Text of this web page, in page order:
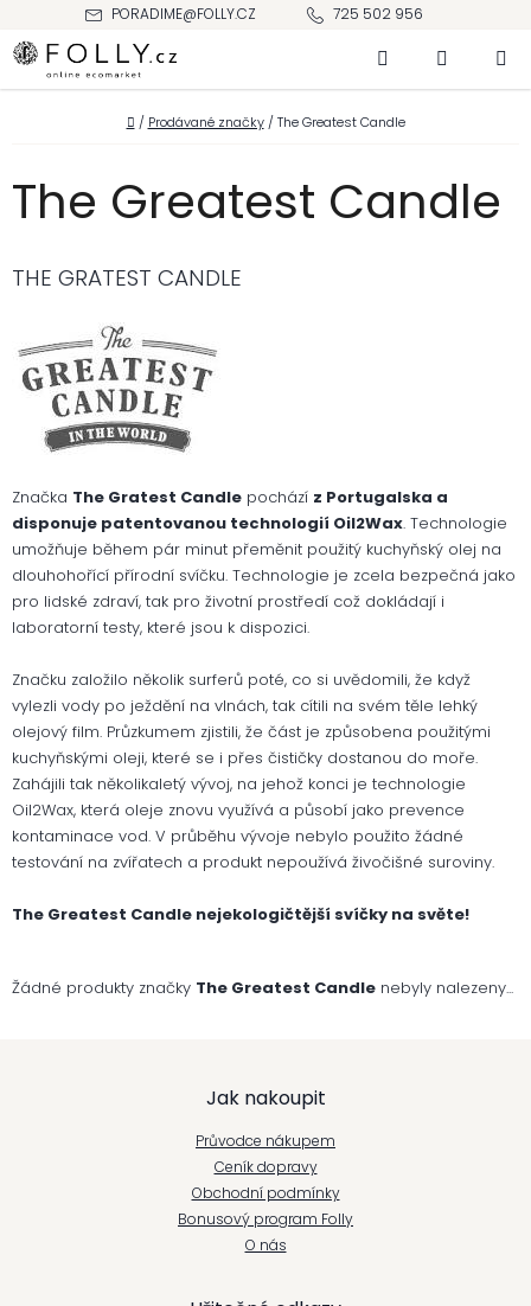
obsah
PORADIME@FOLLY.CZ 725 502 956
Hledat NÁKUPNÍ
KOŠÍK
Domů
/ Prodávané značky / The Greatest Candle
The Greatest Candle
THE GRATEST CANDLE
Značka The Gratest Candle pochází z Portugalska a
disponuje patentovanou technologií Oil2Wax. Technologie
umožňuje během pár minut přeměnit použitý kuchyňský olej na
dlouhohořící přírodní svíčku. Technologie je zcela bezpečná jako
pro lidské zdraví, tak pro životní prostředí což dokládají i
laboratorní testy, které jsou k dispozici.
Značku založilo několik surferů poté, co si uvědomili, že když
vylezli vody po ježdění na vlnách, tak cítili na svém těle lehký
olejový film. Průzkumem zjistili, že část je způsobena použitými
kuchyňskými oleji, které se i přes čističky dostanou do moře.
Zahájili tak několikaletý vývoj, na jehož konci je technologie
Oil2Wax, která oleje znovu využívá a působí jako prevence
kontaminace vod. V průběhu vývoje nebylo použito žádné
testování na zvířatech a produkt nepoužívá živočišné suroviny.
The Greatest Candle nejekologičtější svíčky na světe!
Žádné produkty značky The Greatest Candle nebyly nalezeny...
Jak nakoupit
Průvodce nákupem
Ceník dopravy
Obchodní podmínky
Bonusový program Folly
O nás